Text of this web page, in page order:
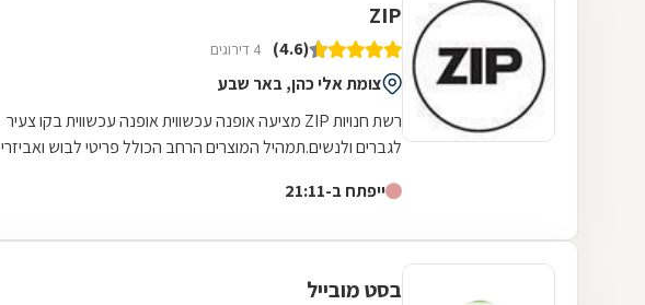
ZIP
(4.6) 4 דירוגים
צומת אלי כהן, באר שבע
רשת חנויות ZIP מציעה אופנה עכשווית אופנה עכשווית בקו צעיר
לגברים ולנשים.תמהיל המוצרים הרחב הכולל פריטי לבוש ואביזרי
ייפתח ב-21:11
בסט מובייל